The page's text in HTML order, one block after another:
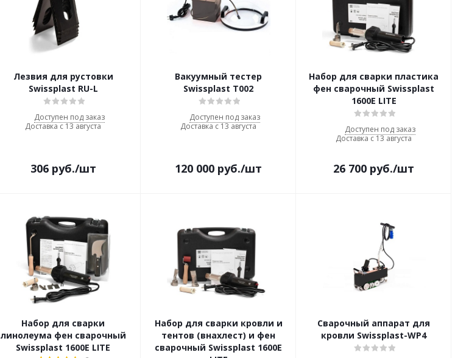
Лезвия для рустовки
Swissplast RU-L
Доступен под заказ
Доставка с 13 августа
306руб./шт
Вакуумный тестер
Swissplast T002
Доступен под заказ
Доставка с 13 августа
120 000 руб./шт
Набор для сварки пластика
фен сварочный Swissplast
1600E LITE
Доступен под заказ
Доставка с 13 августа
26 700 руб./шт
Набор для сварки
линолеума фен сварочный
Swissplast 1600E LITE
Набор для сварки кровли и
тентов (внахлест) и фен
сварочный Swissplast 1600Е
Сварочный аппарат для
кровли Swissplast-WP4